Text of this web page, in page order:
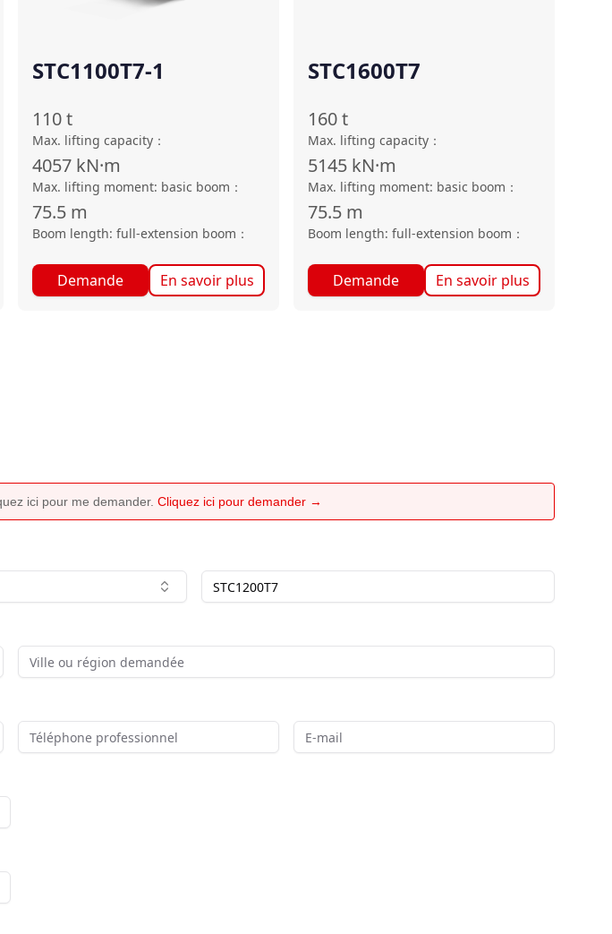
STC1100T7-1
110t
Max. lifting capacity ：
4057 kN·m
Max. lifting moment: basic boom ：
75.5 m
Boom length: full-extension boom ：
Demande En savoir plus
STC1600T7
160t
Max. lifting capacity ：
5145 kN·m
Max. lifting moment: basic boom ：
75.5 m
Boom length: full-extension boom ：
Demande En savoir plus
ici pour me demander. Cliquez ici pour demander →